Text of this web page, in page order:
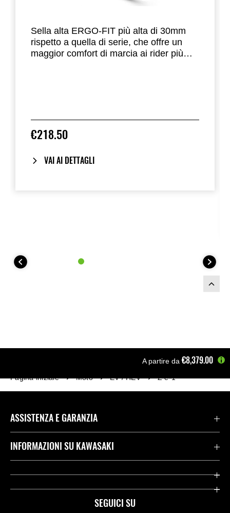
Sella alta ERGO-FIT più alta di 30mm
rispetto a quella di serie, che offre un
maggior comfort di marcia ai rider più
€218.50
VAI AI DETTAGLI
A partire da €8,379.00
Pagina iniziale Moto EV / HEV Z e-1
SEGUICI SU
ASSISTENZA E GARANZIA
Assistenza Stradale Kawasaki
Kawasaki Care
INFORMAZIONI SU KAWASAKI
Società